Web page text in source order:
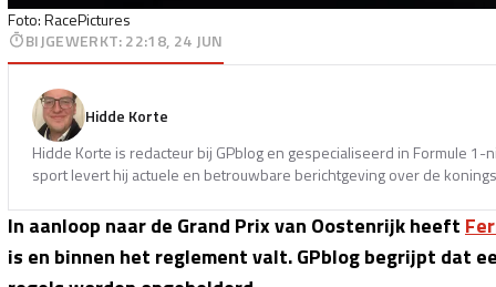
Foto: RacePictures
BIJGEWERKT:22:18, 24 JUN
Hidde Korte
Hidde Korte is redacteur bij GPblog en gespecialiseerd in Formule
sport levert hij actuele en betrouwbare berichtgeving over de
In aanloop naar de Grand Prix van Oostenrijk heeft
is en binnen het reglement valt. GPblog begrijpt dat